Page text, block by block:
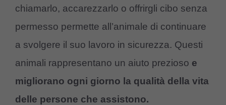
chiamarlo, accarezzarlo o offrirgli cibo senza
permesso permette all’animale di continuare
a svolgere il suo lavoro in sicurezza. Questi
animali rappresentano un aiuto prezioso e
migliorano ogni giorno la qualità della vita
delle persone che assistono.